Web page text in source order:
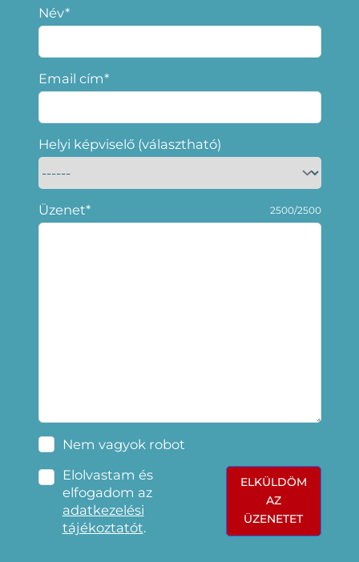
Név*
Email cím*
Helyi képviselő (választható)
Üzenet* 2500/2500
Nem vagyok robot
Elolvastam és
elfogadom az
adatkezelési
tájékoztatót.
ELKÜLDÖM
AZ
ÜZENETET